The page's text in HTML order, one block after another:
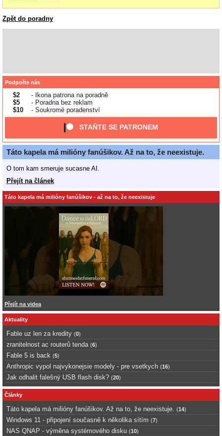
Zpět do poradny
Podpořte nás
$2
- Ikona patrona na poradně
$5
- Poradna bez reklam
$10
- Soukromé poradenství
STAŇTE SE PATRONEM
Táto kapela má milióny fanúšikov. Až na to, že neexistuje.
O tom kam smeruje sucasne AI.
Přejít na článek
Táto kapela má milióny fanúšikov - až na to, že neexistuje
Přejít na videa
Aktuality
Fable uz len za kredity (0)
zranitelnost ac routerů tenda (6)
Fable 5 is back (5)
Anthropic vypol najvykonejsie modely - pre vsetkych (16)
Jak odhalit falešný USB flash disk? (20)
Články
Táto kapela má milióny fanúšikov. Až na to, že neexistuje. (14)
Windows 11 - připojení současně k několika sítím (7)
NAS QNAP - výměna systémového disku (10)